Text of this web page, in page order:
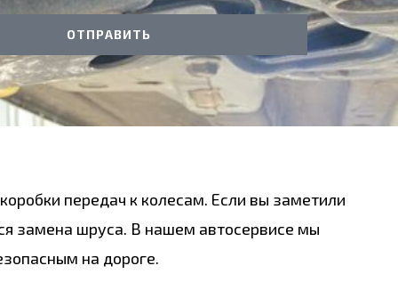
ОТПРАВИТЬ
передач к колесам. Если вы заметили
замена шруса. В нашем автосервисе мы
на дороге.